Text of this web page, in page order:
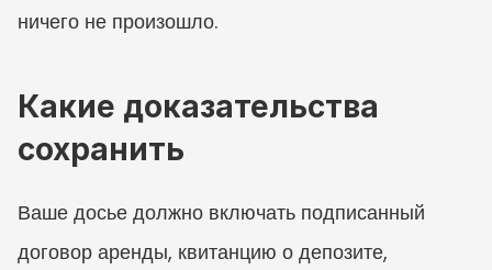
ничего не произошло.
Какие доказательства
сохранить
Ваше досье должно включать подписанный
договор аренды, квитанцию о депозите,